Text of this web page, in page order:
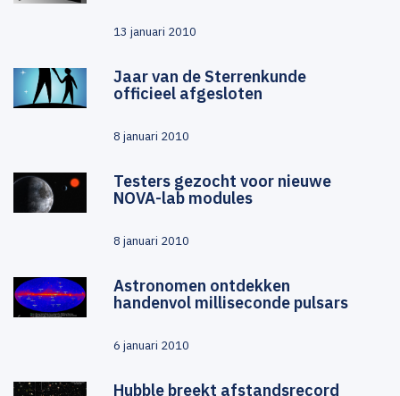
13 januari 2010
Jaar van de Sterrenkunde
officieel afgesloten
8 januari 2010
Testers gezocht voor nieuwe
NOVA-lab modules
8 januari 2010
Astronomen ontdekken
handenvol milliseconde pulsars
6 januari 2010
Hubble breekt afstandsrecord